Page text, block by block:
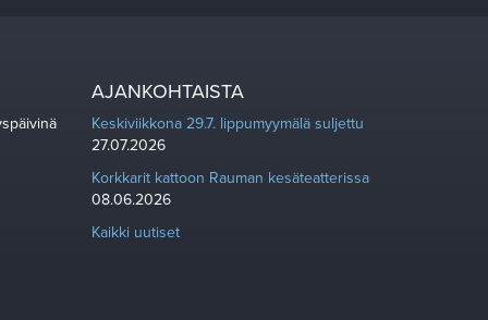
AJANKOHTAISTA
Keskiviikkona 29.7. lippumyymälä suljettu
27.07.2026
Korkkarit kattoon Rauman kesäteatterissa
08.06.2026
Kaikki uutiset